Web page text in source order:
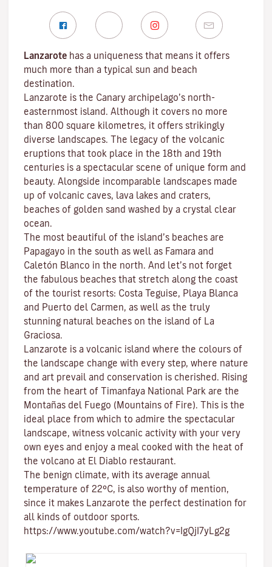
Lanzarote has a uniqueness that means it offers
much more than a typical sun and beach
destination.
Lanzarote is the Canary archipelago’s north-
easternmost island. Although it covers no more
than 800 square kilometres, it offers strikingly
diverse landscapes. The legacy of the volcanic
eruptions that took place in the 18th and 19th
centuries is a spectacular scene of unique form and
beauty. Alongside incomparable landscapes made
up of volcanic caves, lava lakes and craters,
beaches of golden sand washed by a crystal clear
ocean.
The most beautiful of the island’s beaches are
Papagayo in the south as well as Famara and
Caletón Blanco in the north. And let’s not forget
the fabulous beaches that stretch along the coast
of the tourist resorts: Costa Teguise, Playa Blanca
and Puerto del Carmen, as well as the truly
stunning natural beaches on the island of La
Graciosa.
Lanzarote is a volcanic island where the colours of
the landscape change with every step, where nature
and art prevail and conservation is cherished. Rising
from the heart of Timanfaya National Park are the
Montañas del Fuego (Mountains of Fire). This is the
ideal place from which to admire the spectacular
landscape, witness volcanic activity with your very
own eyes and enjoy a meal cooked with the heat of
the volcano at El Diablo restaurant.
The benign climate, with its average annual
temperature of 22ºC, is also worthy of mention,
since it makes Lanzarote the perfect destination for
all kinds of outdoor sports.
https://www.youtube.com/watch?v=IgQjI7yLg2g